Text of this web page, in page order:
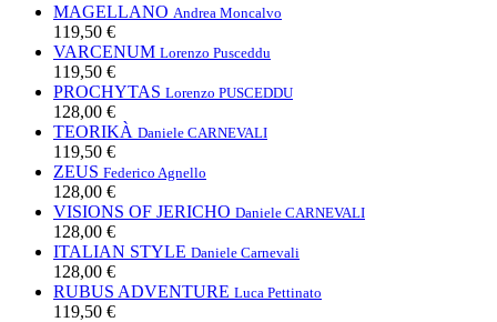
MAGELLANO Andrea Moncalvo
119,50 €
VARCENUM Lorenzo Pusceddu
119,50 €
PROCHYTAS Lorenzo PUSCEDDU
128,00 €
TEORIKÀ Daniele CARNEVALI
119,50 €
ZEUS Federico Agnello
128,00 €
VISIONS OF JERICHO Daniele CARNEVALI
128,00 €
ITALIAN STYLE Daniele Carnevali
128,00 €
RUBUS ADVENTURE Luca Pettinato
119,50 €